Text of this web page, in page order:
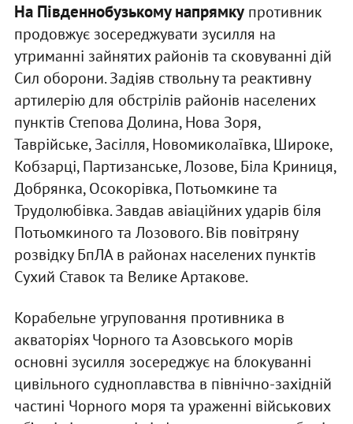
На Південнобузькому напрямкупротивник
продовжує зосереджувати зусилля на
утриманні зайнятих районів та сковуванні дій
Сил оборони. Задіяв ствольну та реактивну
артилерію для обстрілів районів населених
пунктів Степова Долина, Нова Зоря,
Таврійське, Засілля, Новомиколаївка, Широке,
Кобзарці, Партизанське, Лозове, Біла Криниця,
Добрянка, Осокорівка, Потьомкине та
Трудолюбівка. Завдав авіаційних ударів біля
Потьомкиного та Лозового. Вів повітряну
розвідку БпЛА в районах населених пунктів
Сухий Ставок та Велике Артакове.
Корабельне угруповання противника в
акваторіях Чорного та Азовського морів
основні зусилля зосереджує на блокуванні
цивільного судноплавства в північно-західній
частині Чорного моря та ураженні військових